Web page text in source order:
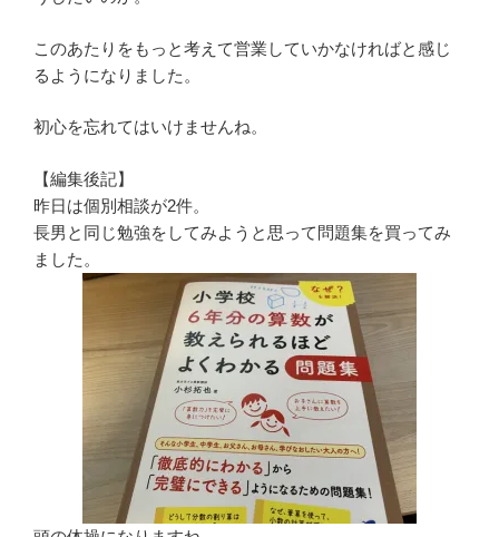
このあたりをもっと考えて営業していかなければと感じ
るようになりました。
初心を忘れてはいけませんね。
【編集後記】
昨日は個別相談が2件。
長男と同じ勉強をしてみようと思って問題集を買ってみ
ました。